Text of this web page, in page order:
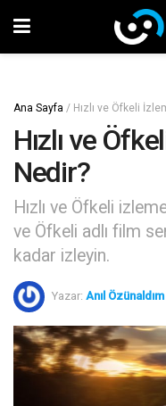
Ana Sayfa / Hızlı ve Öfkeli
Hızlı ve
Nedir?
Hızlı ve Öfkeli
ve Öfkeli adlı film
kadar izleyin.
Yazar: Anıl Özünaldım